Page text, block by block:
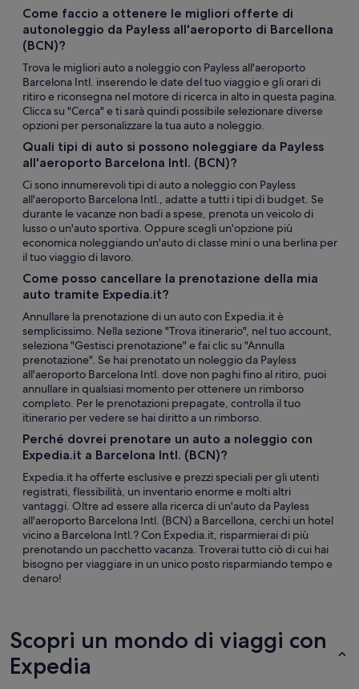
Come faccio a ottenere le migliori offerte di
autonoleggio da Payless all'aeroporto di Barcellona
(BCN)?
Trova le migliori auto a noleggio con Payless all'aeroporto
Barcelona Intl. inserendo le date del tuo viaggio e gli orari di
ritiro e riconsegna nel motore di ricerca in alto in questa pagina.
Clicca su "Cerca" e ti sarà quindi possibile selezionare diverse
opzioni per personalizzare la tua auto a noleggio.
Quali tipi di auto si possono noleggiare da Payless
all'aeroporto Barcelona Intl. (BCN)?
Ci sono innumerevoli tipi di auto a noleggio con Payless
all'aeroporto Barcelona Intl., adatte a tutti i tipi di budget. Se
durante le vacanze non badi a spese, prenota un veicolo di
lusso o un'auto sportiva. Oppure scegli un'opzione più
economica noleggiando un'auto di classe mini o una berlina per
il tuo viaggio di lavoro.
Come posso cancellare la prenotazione della mia
auto tramite Expedia.it?
Annullare la prenotazione di un auto con Expedia.it è
semplicissimo. Nella sezione "Trova itinerario", nel tuo account,
seleziona "Gestisci prenotazione" e fai clic su "Annulla
prenotazione". Se hai prenotato un noleggio da Payless
all'aeroporto Barcelona Intl. dove non paghi fino al ritiro, puoi
annullare in qualsiasi momento per ottenere un rimborso
completo. Per le prenotazioni prepagate, controlla il tuo
itinerario per vedere se hai diritto a un rimborso.
Perché dovrei prenotare un auto a noleggio con
Expedia.it a Barcelona Intl. (BCN)?
Expedia.it ha offerte esclusive e prezzi speciali per gli utenti
registrati, flessibilità, un inventario enorme e molti altri
vantaggi. Oltre ad essere alla ricerca di un'auto da Payless
all'aeroporto Barcelona Intl. (BCN) a Barcellona, cerchi un hotel
vicino a Barcelona Intl.? Con Expedia.it, risparmierai di più
prenotando un pacchetto vacanza. Troverai tutto ciò di cui hai
bisogno per viaggiare in un unico posto risparmiando tempo e
denaro!
Scopri un mondo di viaggi con
Expedia